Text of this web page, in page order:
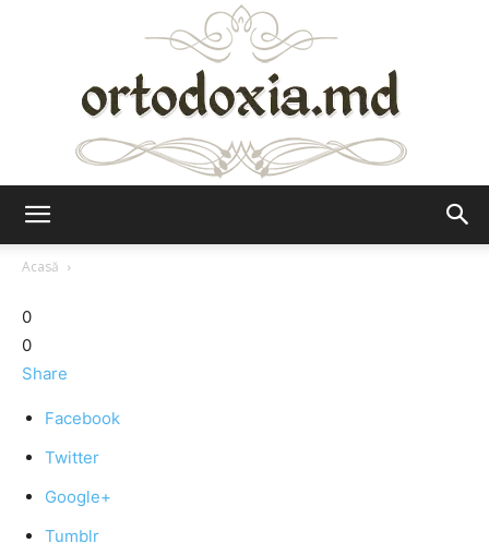
Acasă
0
0
Share
Facebook
Twitter
Google+
Tumblr